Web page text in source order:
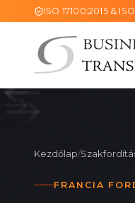
ISO 17100:2015 &
Kezdőlap/
FRANCIA